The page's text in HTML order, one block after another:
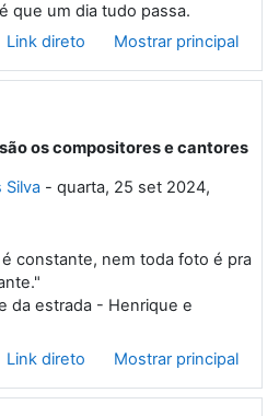
que um dia tudo passa.
Link direto
Mostrar principal
postos compositores e cantores
Silva- quarta, 25 set 2024,
constante, nem toda foto é pra
da estrada - Henrique e
Link direto
Mostrar principal